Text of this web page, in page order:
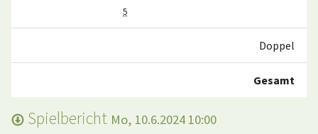
5
Doppel
Gesamt
Spielbericht Mo, 10.6.2024 10:00